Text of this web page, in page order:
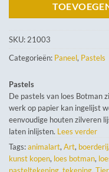
SKU:21003
Categorieën: Paneel, Pastels
Pastels
De pastels van loes Botman
werk op papier kan ingelijst
eenvoudige houten zilveren
laten inlijsten. Lees verder
Tags:animalart, Art, boerderij,
kunst kopen, loes botman,